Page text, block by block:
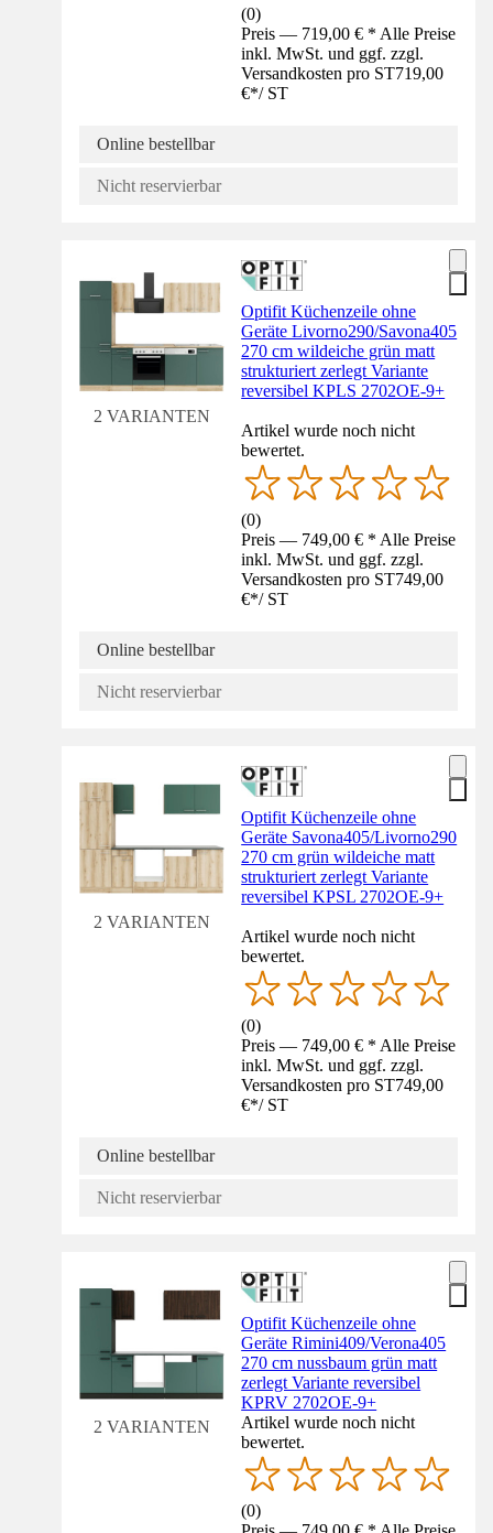
(0)
Preis — 719,00 € * Alle Preise
inkl. MwSt. und ggf. zzgl.
Versandkosten pro ST719,00
€*/ ST
Online bestellbar
Nicht reservierbar
2 VARIANTEN
Optifit Küchenzeile ohne
Geräte Livorno290/Savona405
270 cm wildeiche grün matt
strukturiert zerlegt Variante
reversibel KPLS 2702OE-9+
Artikel wurde noch nicht
bewertet.
(0)
Preis — 749,00 € * Alle Preise
inkl. MwSt. und ggf. zzgl.
Versandkosten pro ST749,00
€*/ ST
Online bestellbar
Nicht reservierbar
2 VARIANTEN
Optifit Küchenzeile ohne
Geräte Savona405/Livorno290
270 cm grün wildeiche matt
strukturiert zerlegt Variante
reversibel KPSL 2702OE-9+
Artikel wurde noch nicht
bewertet.
(0)
Preis — 749,00 € * Alle Preise
inkl. MwSt. und ggf. zzgl.
Versandkosten pro ST749,00
€*/ ST
Online bestellbar
Nicht reservierbar
2 VARIANTEN
Optifit Küchenzeile ohne
Geräte Rimini409/Verona405
270 cm nussbaum grün matt
zerlegt Variante reversibel
KPRV 2702OE-9+
Artikel wurde noch nicht
bewertet.
(0)